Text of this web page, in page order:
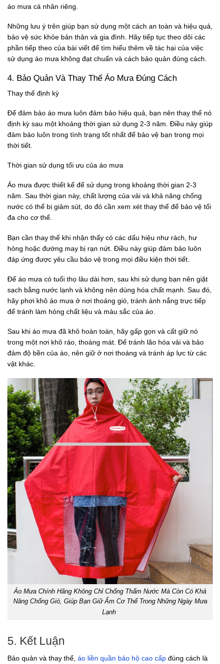
áo mưa cá nhân riêng.
Những lưu ý trên giúp bạn sử dụng một cách an toàn và hiệu quả,
bảo vệ sức khỏe bản thân và gia đình. Hãy tiếp tục theo dõi các
phần tiếp theo của bài viết để tìm hiểu thêm về tác hại của việc
sử dụng áo mưa không đạt chuẩn và cách bảo quản đúng cách.
4. Bảo Quản Và Thay Thế Áo Mưa Đúng Cách
Thay thế định kỳ
Để đảm bảo áo mưa luôn đảm bảo hiệu quả, bạn nên thay thế nó
định kỳ sau một khoảng thời gian sử dụng 2-3 năm. Điều này giúp
đảm bảo luôn trong tình trạng tốt nhất để bảo vệ bạn trong mọi
thời tiết.
Thời gian sử dụng tối ưu của áo mưa
Áo mưa được thiết kế để sử dụng trong khoảng thời gian 2-3
năm. Sau thời gian này, chất lượng của vải và khả năng chống
nước có thể bị giảm sút, do đó cần xem xét thay thế để bảo vệ tối
đa cho cơ thể.
Bạn cần thay thế khi nhận thấy có các dấu hiệu như rách, hư
hỏng hoặc đường may bị rạn nứt. Điều này giúp đảm bảo luôn
đáp ứng được yêu cầu bảo vệ trong mọi điều kiện thời tiết.
Để áo mưa có tuổi thọ lâu dài hơn, sau khi sử dụng bạn nên giặt
sạch bằng nước lạnh và không nên dùng hóa chất mạnh. Sau đó,
hãy phơi khô áo mưa ở nơi thoáng gió, tránh ánh nắng trực tiếp
để tránh làm hỏng chất liệu và màu sắc của áo.
Sau khi áo mưa đã khô hoàn toàn, hãy gấp gọn và cất giữ nó
trong một nơi khô ráo, thoáng mát. Để tránh lão hóa vải và bảo
đảm độ bền của áo, nên giữ ở nơi thoáng và tránh áp lực từ các
vật khác.
Áo Mưa Chính Hãng Không Chỉ Chống Thấm Nước Mà Còn Có Khả
Năng Chống Gió, Giúp Bạn Giữ Ấm Cơ Thể Trong Những Ngày Mưa
Lạnh
5. Kết Luận
Bảo quản và thay thế, áo liền quần bảo hộ cao cấp đúng cách là